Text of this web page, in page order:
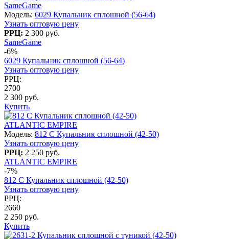
SameGame
Модель: 6029 Купальник сплошной (56-64)
Узнать оптовую цену
РРЦ: 2 300 руб.
SameGame
-6%
6029 Купальник сплошной (56-64)
Узнать оптовую цену
РРЦ:
2700
2 300 руб.
Купить
ATLANTIC EMPIRE
Модель: 812 C Купальник сплошной (42-50)
Узнать оптовую цену
РРЦ: 2 250 руб.
ATLANTIC EMPIRE
-7%
812 C Купальник сплошной (42-50)
Узнать оптовую цену
РРЦ:
2660
2 250 руб.
Купить